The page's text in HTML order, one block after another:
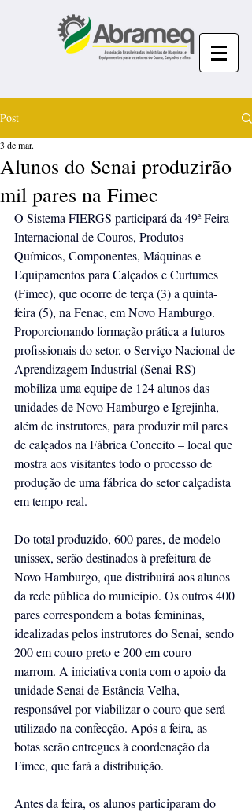
Post
Alunos do Senai produzirão
mil pares na Fimec
3 de mar.
O Sistema FIERGS participará da 49ª Feira
Internacional de Couros, Produtos
Químicos, Componentes, Máquinas e
Equipamentos para Calçados e Curtumes
(Fimec), que ocorre de terça (3) a quinta-
feira (5), na Fenac, em Novo Hamburgo.
Proporcionando formação prática a futuros
profissionais do setor, o Serviço Nacional de
Aprendizagem Industrial (Senai-RS)
mobiliza uma equipe de 124 alunos das
unidades de Novo Hamburgo e Igrejinha,
além de instrutores, para produzir mil pares
de calçados na Fábrica Conceito – local que
mostra aos visitantes todo o processo de
produção de uma fábrica do setor calçadista
em tempo real.
Do total produzido, 600 pares, de modelo
unissex, serão destinados à prefeitura de
Novo Hamburgo, que distribuirá aos alunos
da rede pública do município. Os outros 400
pares correspondem a botas femininas,
idealizadas pelos instrutores do Senai, sendo
200 em couro preto e 200 em couro
marrom. A iniciativa conta com o apoio da
unidade Senai de Estância Velha,
responsável por viabilizar o couro que será
utilizado na confecção. Após a feira, as
botas serão entregues à coordenação da
Fimec, que fará a distribuição.
Antes da feira, os alunos participaram do